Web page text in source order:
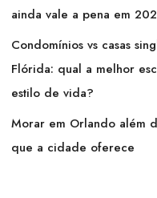
ainda vale a pena em
Condomínios vs casas
Flórida: qual a melhor
estilo de vida?
Morar em Orlando além
que a cidade oferece